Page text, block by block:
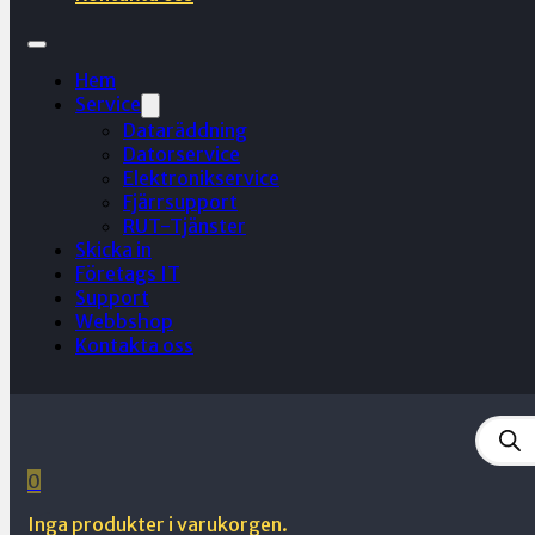
Hem
Service
Dataräddning
Datorservice
Elektronikservice
Fjärrsupport
RUT-Tjänster
Skicka in
Företags IT
Support
Webbshop
Kontakta oss
search
0
Inga produkter i varukorgen.